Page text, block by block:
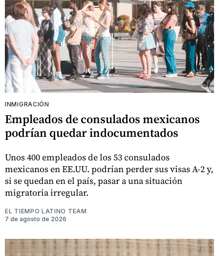
INMIGRACIÓN
Empleados de consulados mexicanos
podrían quedar indocumentados
Unos 400 empleados de los 53 consulados
mexicanos en EE.UU. podrían perder sus visas A-2 y,
si se quedan en el país, pasar a una situación
migratoria irregular.
EL TIEMPO LATINO TEAM
7 de agosto de 2026